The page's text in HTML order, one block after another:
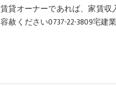
賃貸オーナーであれば、家賃
容赦ください0737-22-3809宅建業